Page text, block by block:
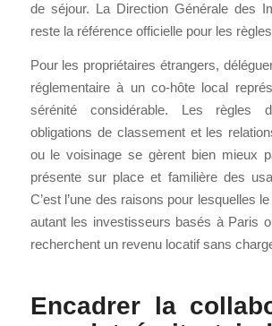
de séjour. La Direction Générale des
reste la référence officielle pour les
Pour les propriétaires étrangers,
réglementaire à un co-hôte local
sérénité considérable. Les règles
obligations de classement et les
ou le voisinage se gèrent bien mieux
présente sur place et familière des
C’est l’une des raisons pour lesquelles
autant les investisseurs basés à Paris
recherchent un revenu locatif sans
Encadrer la